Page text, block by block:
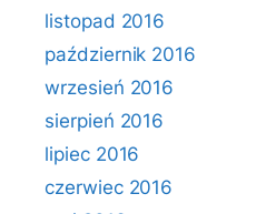
listopad 2016
październik 2016
wrzesień 2016
sierpień 2016
lipiec 2016
czerwiec 2016